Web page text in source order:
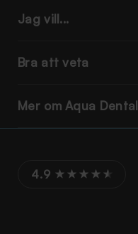
Jag vill...
Bra att veta
Mer om Aqua Dental
4.9